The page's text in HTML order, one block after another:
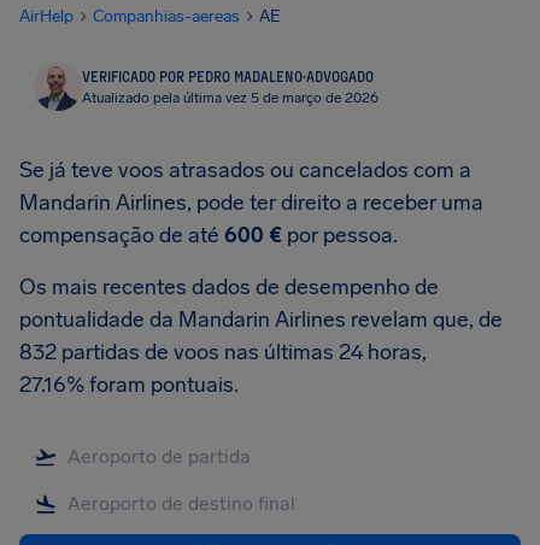
AirHelp Companhias-aereas AE
VERIFICADO POR PEDRO MADALENO·ADVOGADO
Atualizado pela última vez 5 de março de 2026
Se já teve voos atrasados ou cancelados com a
Mandarin Airlines, pode ter direito a receber uma
compensação de até 600 € por pessoa.
Os mais recentes dados de desempenho de
pontualidade da Mandarin Airlines revelam que, de
832 partidas de voos nas últimas 24 horas,
27.16% foram pontuais.